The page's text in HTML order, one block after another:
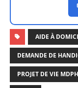
AIDE À
DEMANDE DE
PROJET DE VIE MDPH